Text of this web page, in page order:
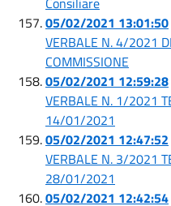
05/02/2021 13:01:50
VERBALE N. 4/2021
COMMISSIONE
05/02/2021 12:59:28
VERBALE N. 1/2021
14/01/2021
05/02/2021 12:47:52
VERBALE N. 3/2021
28/01/2021
05/02/2021 12:42:54